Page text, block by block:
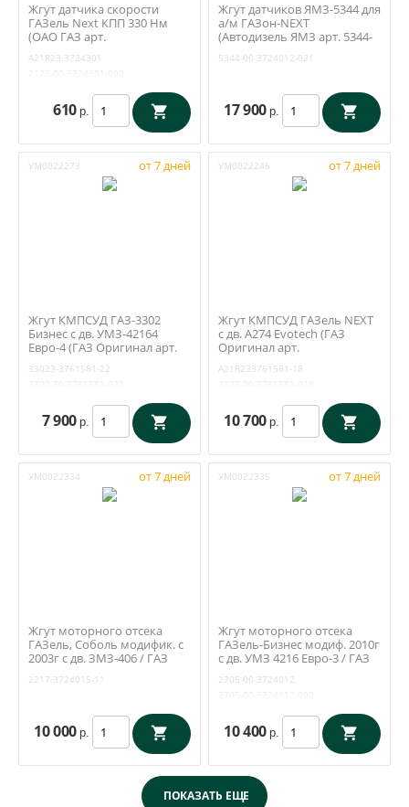
Жгут датчика скорости
ГАЗель Next КПП 330 Нм
(ОАО ГАЗ арт.
А21R23.3724301
610 р.
Жгут датчиков ЯМЗ-5344 для
а/м ГАЗон-NEXT
(Автодизель ЯМЗ арт. 5344-
5344-00-3724012-021
17 900 р.
УМ0022273 от 7 дней
Жгут КМПСУД ГАЗ-3302
Бизнес с дв. УМЗ-42164
Евро-4 (ГАЗ Оригинал арт.
33023-3761581-22
7 900 р.
УМ0022246 от 7 дней
Жгут КМПСУД ГАЗель NEXT
с дв. А274 Evotech (ГАЗ
Оригинал арт.
A21R233761581-18
10 700 р.
УМ0022334 от 7 дней
Жгут моторного отсека
ГАЗель, Соболь модифик. с
2003г с дв. ЗМЗ-406 / ГАЗ
11
2217-3724015-11
10 000 р.
УМ0022335 от 7 дней
Жгут моторного отсека
ГАЗель-Бизнес модиф. 2010г
с дв. УМЗ 4216 Евро-3 / ГАЗ
3724012
2705-00-3724012
10 400 р.